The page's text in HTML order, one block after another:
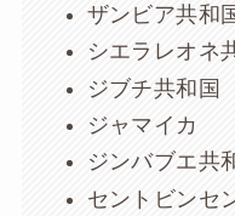
ザンビア共和
シエラレオネ
ジブチ共和国
ジャマイカ
ジンバブエ共
セントビンセ